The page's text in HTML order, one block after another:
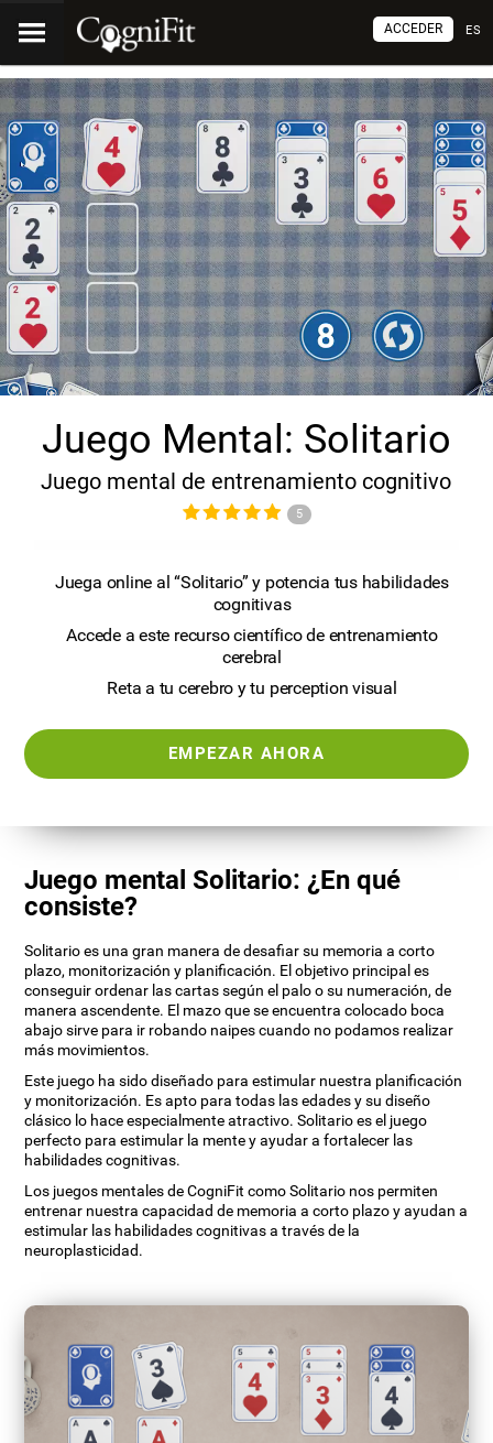
ES
ACCEDER
Juego Mental: Solitario
Juego mental de entrenamiento cognitivo
5
Juega online al “Solitario” y potencia tus habilidades
cognitivas
Accede a este recurso científico de entrenamiento
cerebral
Reta a tu cerebro y tu perception visual
EMPEZAR AHORA
Juego mental Solitario: ¿En qué
consiste?
Solitario es una gran manera de desafiar su memoria a corto
plazo, monitorización y planificación. El objetivo principal es
conseguir ordenar las cartas según el palo o su numeración, de
manera ascendente. El mazo que se encuentra colocado boca
abajo sirve para ir robando naipes cuando no podamos realizar
más movimientos.
Este juego ha sido diseñado para estimular nuestra planificación
y monitorización. Es apto para todas las edades y su diseño
clásico lo hace especialmente atractivo. Solitario es el juego
perfecto para estimular la mente y ayudar a fortalecer las
habilidades cognitivas.
Los juegos mentales de CogniFit como Solitario nos permiten
entrenar nuestra capacidad de memoria a corto plazo y ayudan a
estimular las habilidades cognitivas a través de la
neuroplasticidad.